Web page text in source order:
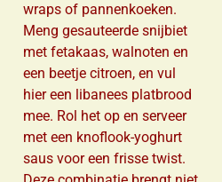
wraps of pannenkoeken.
Meng gesauteerde snijbiet
met fetakaas, walnoten en
een beetje citroen, en vul
hier een libanees platbrood
mee. Rol het op en serveer
met een knoflook-yoghurt
saus voor een frisse twist.